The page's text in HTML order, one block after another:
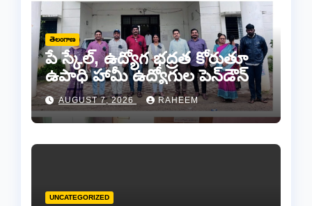
తెలంగాణ
పే స్కేల్, ఉద్యోగ భద్రత కోరుతూ
ఉపాధి హామీ ఉద్యోగుల పెన్‌డౌన్
AUGUST 7, 2026 RAHEEM
UNCATEGORIZED